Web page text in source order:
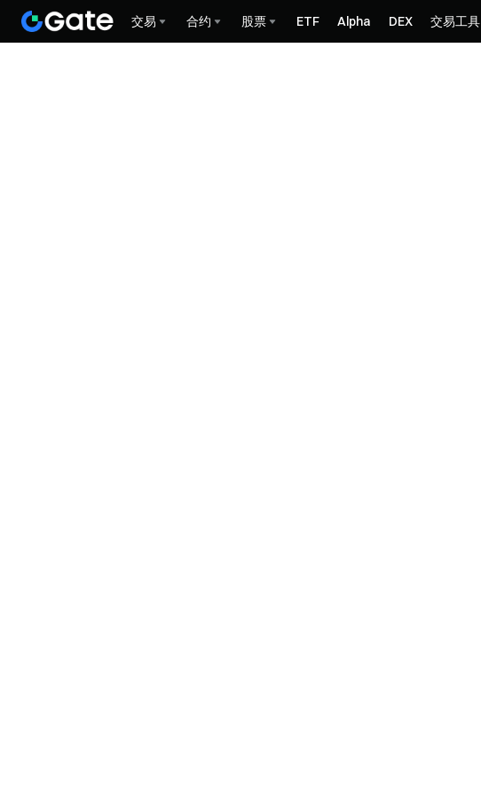
交易 合约 股票 ETF Alpha DEX 交易工具